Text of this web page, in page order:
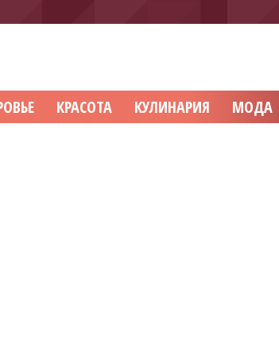
КРАСОТА КУЛИНАРИЯ МОДА